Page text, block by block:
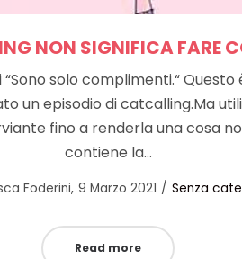
NON SIGNIFICA FARE
solo complimenti.“ Questo
un episodio di catcalling.Ma
fino a renderla una cosa
contiene la…
Foderini Posted
9 Marzo 2021
Posted
Senza
Read more